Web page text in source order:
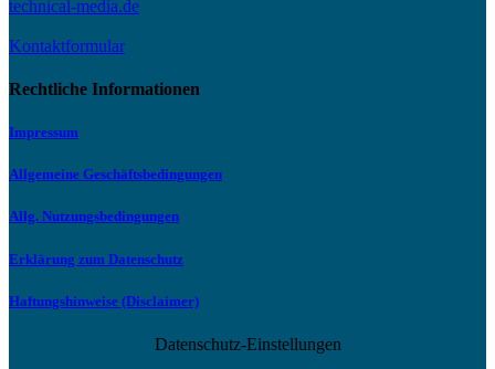
technical-media.de
Kontaktformular
Rechtliche Informationen
Impressum
Allgemeine Geschäftsbedingungen
Allg. Nutzungsbedingungen
Erklärung zum Datenschutz
Haftungshinweise (Disclaimer)
Datenschutz-Einstellungen